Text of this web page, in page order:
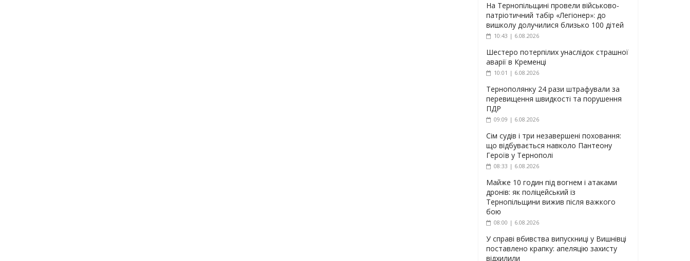
На Тернопільщині провели військово-
патріотичний табір «Легіонер»: до
вишколу долучилися близько 100 дітей
10:43 | 6.08.2026
Шестеро потерпілих унаслідок страшної
аварії в Кременці
10:01 | 6.08.2026
Тернополянку 24 рази штрафували за
перевищення швидкості та порушення
ПДР
09:09 | 6.08.2026
Сім судів і три незавершені поховання:
що відбувається навколо Пантеону
Героїв у Тернополі
08:33 | 6.08.2026
Майже 10 годин під вогнем і атаками
дронів: як поліцейський із
Тернопільщини вижив після важкого
бою
08:00 | 6.08.2026
У справі вбивства випускниці у Вишнівці
поставлено крапку: апеляцію захисту
відхилили